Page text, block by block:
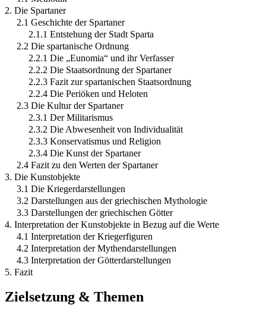
2. Die Spartaner
2.1 Geschichte der Spartaner
2.1.1 Entstehung der Stadt Sparta
2.2 Die spartanische Ordnung
2.2.1 Die „Eunomia“ und ihr Verfasser
2.2.2 Die Staatsordnung der Spartaner
2.2.3 Fazit zur spartanischen Staatsordnung
2.2.4 Die Periöken und Heloten
2.3 Die Kultur der Spartaner
2.3.1 Der Militarismus
2.3.2 Die Abwesenheit von Individualität
2.3.3 Konservatismus und Religion
2.3.4 Die Kunst der Spartaner
2.4 Fazit zu den Werten der Spartaner
3. Die Kunstobjekte
3.1 Die Kriegerdarstellungen
3.2 Darstellungen aus der griechischen Mythologie
3.3 Darstellungen der griechischen Götter
4. Interpretation der Kunstobjekte in Bezug auf die Werte
4.1 Interpretation der Kriegerfiguren
4.2 Interpretation der Mythendarstellungen
4.3 Interpretation der Götterdarstellungen
5. Fazit
Zielsetzung & Themen